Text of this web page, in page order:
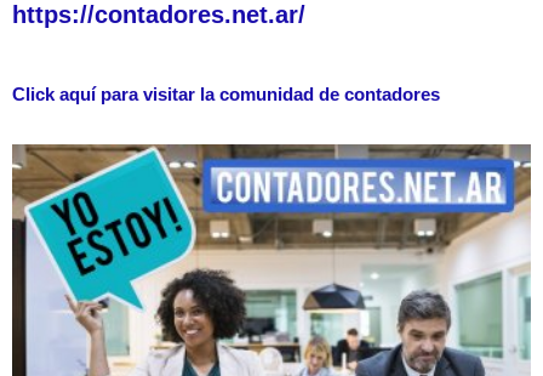
https://contadores.net.ar/
Click aquí para visitar la comunidad de contadores